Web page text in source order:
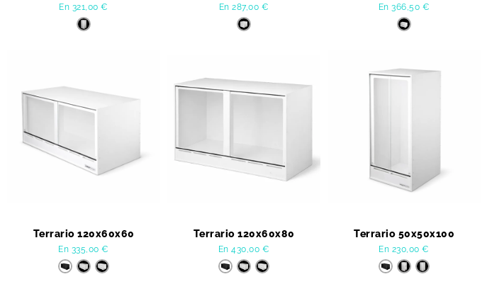
En 321,00€ En287,00 € En366,50 €
Terrario 120x60x60
En 335,00€
Terrario 120x60x80
En430,00 €
Terrario 50x50x100
En 230,00€